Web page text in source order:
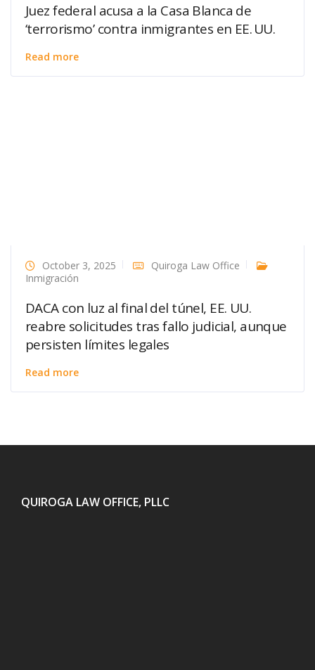
Juez federal acusa a la Casa Blanca de
‘terrorismo’ contra inmigrantes en EE. UU.
Read more
October 3, 2025
Quiroga Law Office
Inmigración
DACA con luz al final del túnel, EE. UU.
reabre solicitudes tras fallo judicial, aunque
persisten límites legales
Read more
QUIROGA LAW OFFICE, PLLC